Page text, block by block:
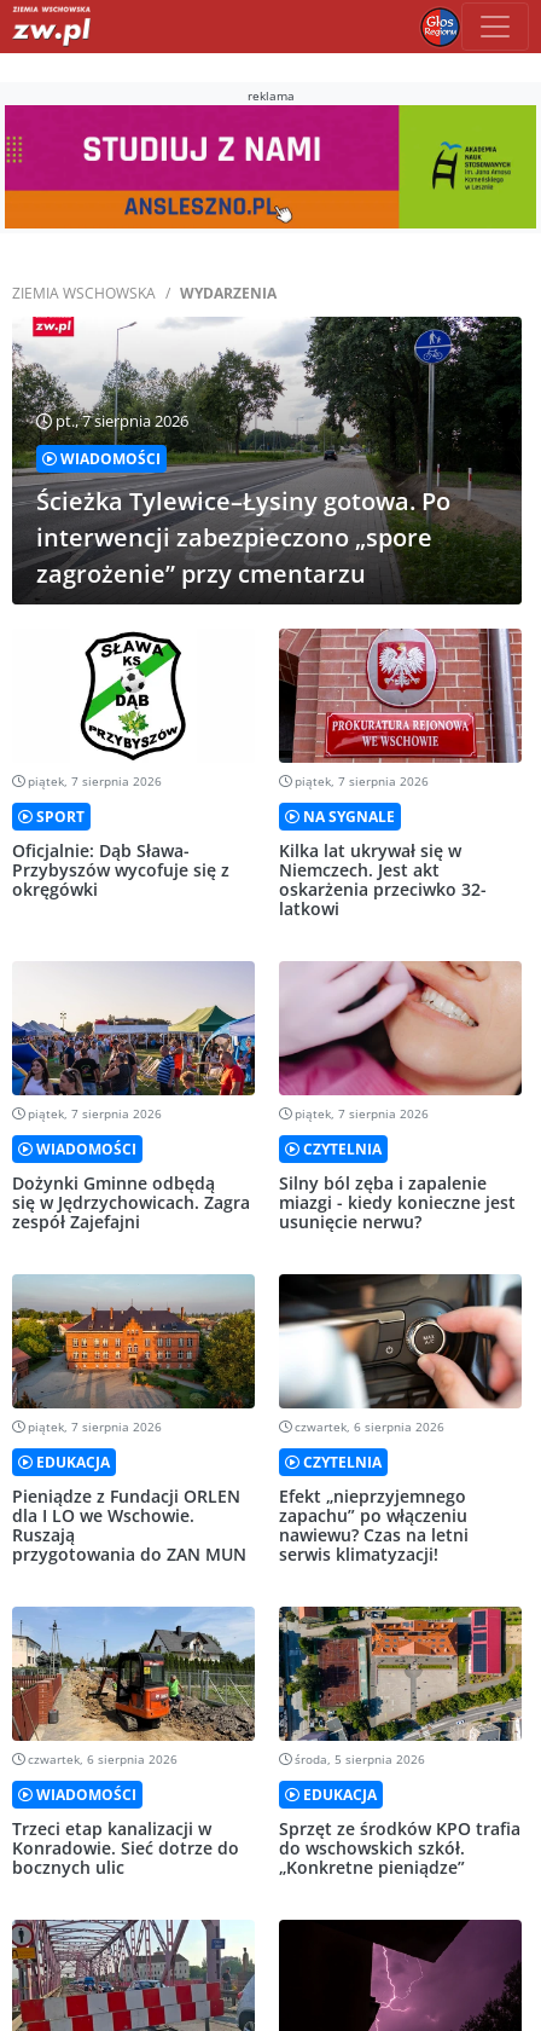
reklama
ZIEMIA WSCHOWSKA WYDARZENIA
pt., 7 sierpnia 2026
WIADOMOŚCI
Ścieżka Tylewice–Łysiny gotowa. Po
interwencji zabezpieczono „spore
zagrożenie” przy cmentarzu
piątek, 7 sierpnia 2026
SPORT
Oficjalnie: Dąb Sława-
Przybyszów wycofuje się z
okręgówki
piątek, 7 sierpnia 2026
NA SYGNALE
Kilka lat ukrywał się w
Niemczech. Jest akt
oskarżenia przeciwko 32-
latkowi
piątek, 7 sierpnia 2026
WIADOMOŚCI
Dożynki Gminne odbędą
się w Jędrzychowicach. Zagra
zespół Zajefajni
piątek, 7 sierpnia 2026
CZYTELNIA
Silny ból zęba i zapalenie
miazgi - kiedy konieczne jest
usunięcie nerwu?
piątek, 7 sierpnia 2026
EDUKACJA
Pieniądze z Fundacji ORLEN
dla I LO we Wschowie.
Ruszają
przygotowania do ZAN MUN
czwartek, 6 sierpnia 2026
CZYTELNIA
Efekt „nieprzyjemnego
zapachu” po włączeniu
nawiewu? Czas na letni
serwis klimatyzacji!
czwartek, 6 sierpnia 2026
WIADOMOŚCI
Trzeci etap kanalizacji w
Konradowie. Sieć dotrze do
bocznych ulic
środa, 5 sierpnia 2026
EDUKACJA
Sprzęt ze środków KPO trafia
do wschowskich szkół.
„Konkretne pieniądze”